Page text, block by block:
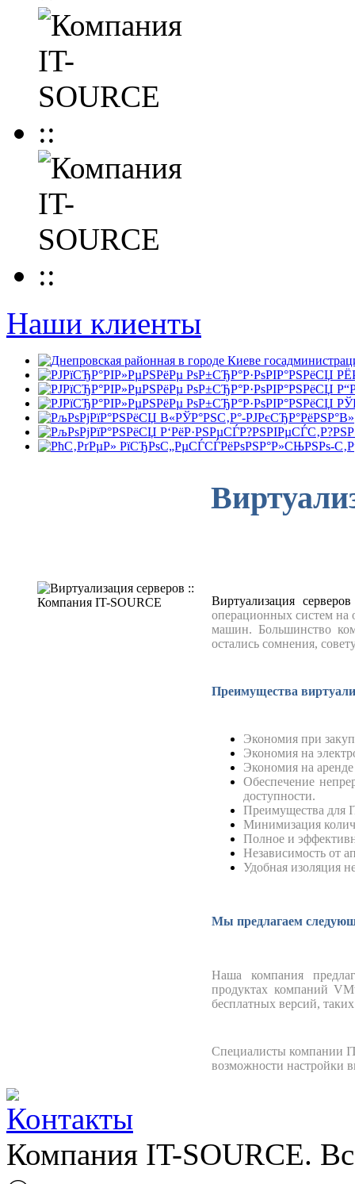
Наши клиенты
Виртуализация
операционных систем на
машин. Большинство
остались сомнения,
Преимущества
Экономия при
Экономия на
Экономия на
Обеспечение
доступности.
Преимущества для
Минимизация
Полное и
Независимость от
Удобная изоляция
Мы предлагаем
Наша компания
продуктах компаний
бесплатных версий,
Специалисты компании
возможности настройки
Компания IT-SOURCE.